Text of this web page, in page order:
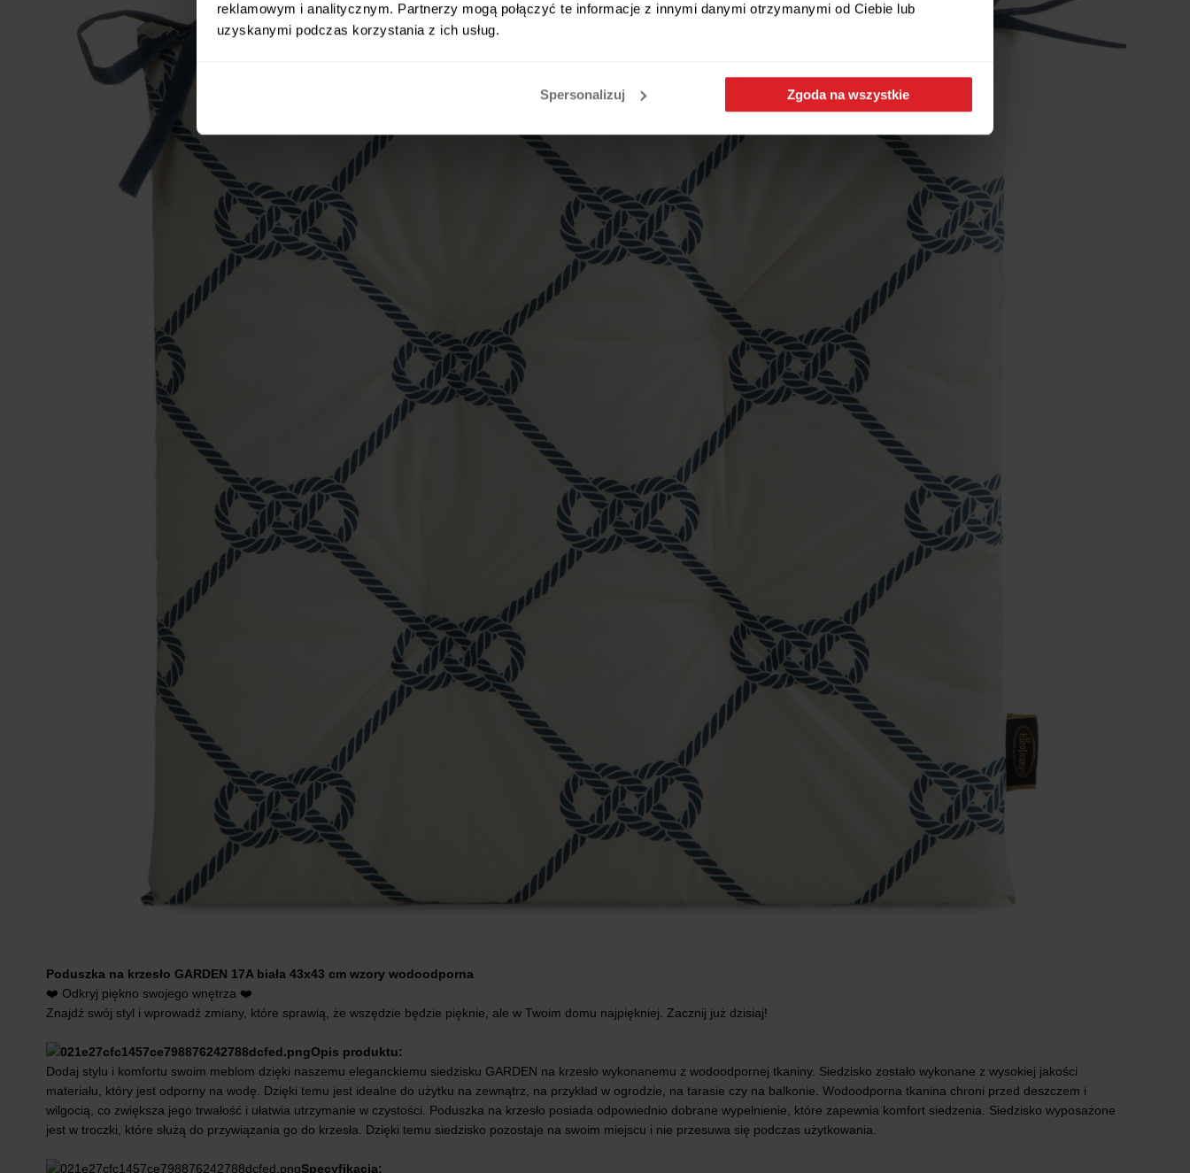
reklamowym i analitycznym. Partnerzy mogą połączyć te informacje z innymi danymi otrzymanymi od Ciebie lub
uzyskanymi podczas korzystania z ich usług.
Spersonalizuj Zgoda na wszystkie
Poduszka na krzesło GARDEN 17A biała 43x43 cm wzory wodoodporna
❤️ Odkryj piękno swojego wnętrza ❤️
Znajdź swój styl i wprowadź zmiany, które sprawią, że wszędzie będzie pięknie, ale w Twoim domu najpiękniej. Zacznij już dzisiaj!
Opis produktu:
Dodaj stylu i komfortu swoim meblom dzięki naszemu eleganckiemu siedzisku GARDEN na krzesło wykonanemu z wodoodpornej tkaniny. Siedzisko zostało wykonane z wysokiej jakości
materiału, który jest odporny na wodę. Dzięki temu jest idealne do użytku na zewnątrz, na przykład w ogrodzie, na tarasie czy na balkonie. Wodoodporna tkanina chroni przed deszczem i
wilgocią, co zwiększa jego trwałość i ułatwia utrzymanie w czystości. Poduszka na krzesło posiada odpowiednio dobrane wypełnienie, które zapewnia komfort siedzenia. Siedzisko wyposażone
jest w troczki, które służą do przywiązania go do krzesła. Dzięki temu siedzisko pozostaje na swoim miejscu i nie przesuwa się podczas użytkowania.
Specyfikacja: